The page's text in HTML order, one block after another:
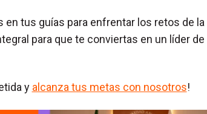
en tus guías para enfrentar los retos de la
para que te conviertas en un líder
y alcanza tus metas con nosotros!